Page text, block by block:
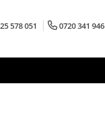
578 051 0720 341 946